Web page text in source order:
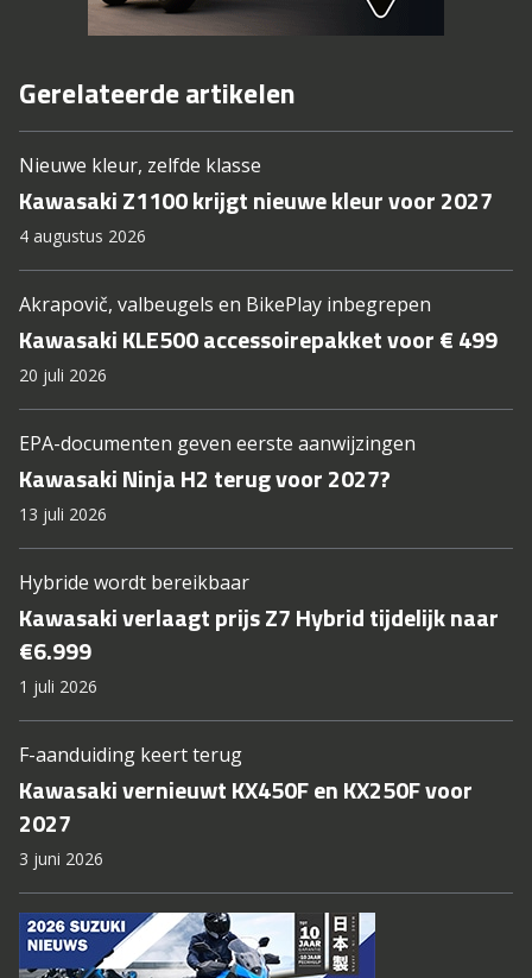
Gerelateerde artikelen
Nieuwe kleur, zelfde klasse
Kawasaki Z1100 krijgt nieuwe kleur voor 2027
4 augustus 2026
Akrapovič, valbeugels en BikePlay inbegrepen
Kawasaki KLE500 accessoirepakket voor € 499
20 juli 2026
EPA-documenten geven eerste aanwijzingen
Kawasaki Ninja H2 terug voor 2027?
13 juli 2026
Hybride wordt bereikbaar
Kawasaki verlaagt prijs Z7 Hybrid tijdelijk naar
€6.999
1 juli 2026
F-aanduiding keert terug
Kawasaki vernieuwt KX450F en KX250F voor
2027
3 juni 2026